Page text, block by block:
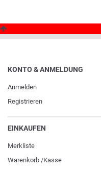
KONTO & ANMELDUNG
Anmelden
Registrieren
EINKAUFEN
Merkliste
Warenkorb /Kasse